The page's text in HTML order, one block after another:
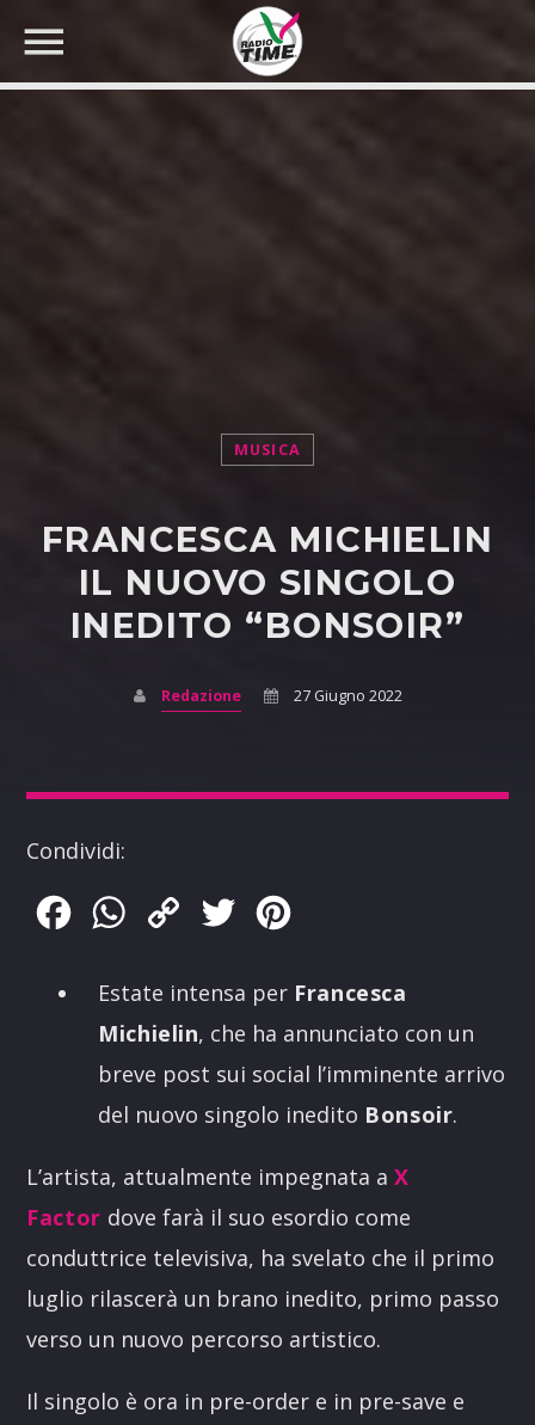
MUSICA
FRANCESCA MICHIELIN
IL NUOVO SINGOLO
INEDITO “BONSOIR”
Redazione 27 Giugno 2022
Condividi:
FacebookWhatsApp
Copy
Twitter
Estate intensa per Francesca
Michielin, che ha annunciato con un
breve post sui social l’imminente arrivo
del nuovo singolo inedito Bonsoir.
L’artista, attualmente impegnata aX
Factor dove farà il suo esordio come
conduttrice televisiva, ha svelato che il primo
luglio rilascerà un brano inedito, primo passo
verso un nuovo percorso artistico.
Il singolo è ora in pre-order e in pre-save e